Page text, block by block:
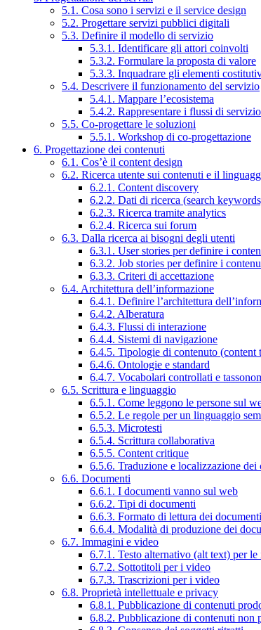
5.1. Cosa sono i servizi e il service design
5.2. Progettare servizi pubblici digitali
5.3. Definire il modello di servizio
5.3.1. Identificare gli attori coinvolti
5.3.2. Formulare la proposta di valore
5.3.3. Inquadrare gli elementi
5.4. Descrivere il funzionamento del servizio
5.4.1. Mappare l’ecosistema
5.4.2. Rappresentare i flussi di servizio
5.5. Co-progettare le soluzioni
5.5.1. Workshop di co-progettazione
6. Progettazione dei contenuti
6.1. Cos’è il content design
6.2. Ricerca utente sui contenuti e il
6.2.1. Content discovery
6.2.2. Dati di ricerca (search
6.2.3. Ricerca tramite analytics
6.2.4. Ricerca sui forum
6.3. Dalla ricerca ai bisogni degli utenti
6.3.1. User stories per definire i
6.3.2. Job stories per definire i
6.3.3. Criteri di accettazione
6.4. Architettura dell’informazione
6.4.1. Definire l’architettura
6.4.2. Alberatura
6.4.3. Flussi di interazione
6.4.4. Sistemi di navigazione
6.4.5. Tipologie di contenuto (content
6.4.6. Ontologie e standard
6.4.7. Vocabolari controllati e
6.5. Scrittura e linguaggio
6.5.1. Come leggono le persone sul
6.5.2. Le regole per un linguaggio
6.5.3. Microtesti
6.5.4. Scrittura collaborativa
6.5.5. Content critique
6.5.6. Traduzione e localizzazione dei
6.6. Documenti
6.6.1. I documenti vanno sul web
6.6.2. Tipi di documenti
6.6.3. Formato di lettura dei
6.6.4. Modalità di produzione dei
6.7. Immagini e video
6.7.1. Testo alternativo (alt text) per le
6.7.2. Sottotitoli per i video
6.7.3. Trascrizioni per i video
6.8. Proprietà intellettuale e privacy
6.8.1. Pubblicazione di contenuti
6.8.2. Pubblicazione di contenuti non